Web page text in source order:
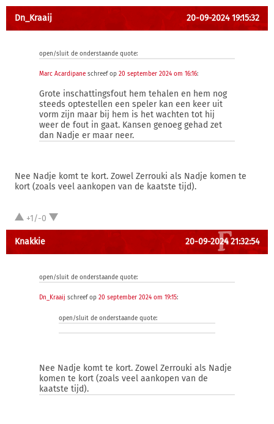
Dn_Kraaij 20-09-2024 19:15:32
open/sluit de onderstaande quote:
Marc Acardipane schreef op 20 september 2024 om 16:16:
Grote inschattingsfout hem tehalen en hem nog
steeds optestellen een speler kan een keer uit
vorm zijn maar bij hem is het wachten tot hij
weer de fout in gaat. Kansen genoeg gehad zet
dan Nadje er maar neer.
Nee Nadje komt te kort. Zowel Zerrouki als Nadje komen te
kort (zoals veel aankopen van de kaatste tijd).
+1/-0
Knakkie 20-09-2024 21:32:54
open/sluit de onderstaande quote:
Dn_Kraaij schreef op 20 september 2024 om 19:15:
open/sluit de onderstaande quote:
Nee Nadje komt te kort. Zowel Zerrouki als Nadje
komen te kort (zoals veel aankopen van de
kaatste tijd).